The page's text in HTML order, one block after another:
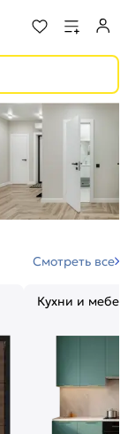
Смотреть все
Кухни и